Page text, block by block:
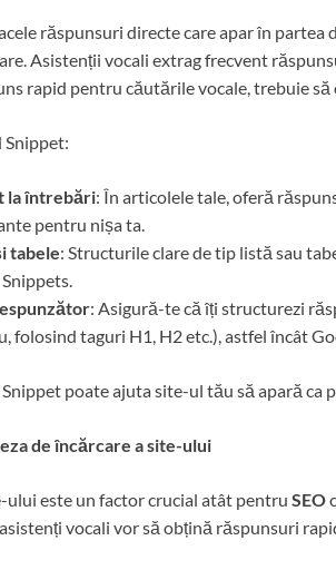
răspunsuri directe care apar în partea
Asistenții vocali extrag frecvent
rapid pentru căutările vocale, trebuie
Snippet:
la întrebări: În articolele tale, oferă
pentru nișa ta.
tabele: Structurile clare de tip listă sau
: Asigură-te că îți structurezi
folosind taguri H1, H2 etc.), astfel încât
poate ajuta site-ul tău să apară ca
de încărcare a site-ului
ului este un factor crucial atât pentru SEO
vocali vor să obțină răspunsuri